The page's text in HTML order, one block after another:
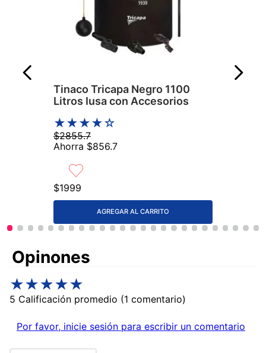
Tinaco Tricapa Negro 1100
Litros Iusa con Accesorios
★★★★☆
$2855.7
Ahorra $856.7
$1999
AGREGAR AL CARRITO
Comentarios
★★★★★
5 Calificación promedio (1 comentario)
Por favor, inicie sesión para escribir un comentario